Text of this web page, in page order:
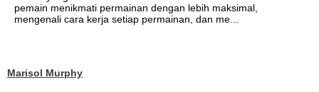
pemain menikmati permainan dengan lebih maksimal,
mengenali cara kerja setiap permainan, dan me...
Marisol Murphy